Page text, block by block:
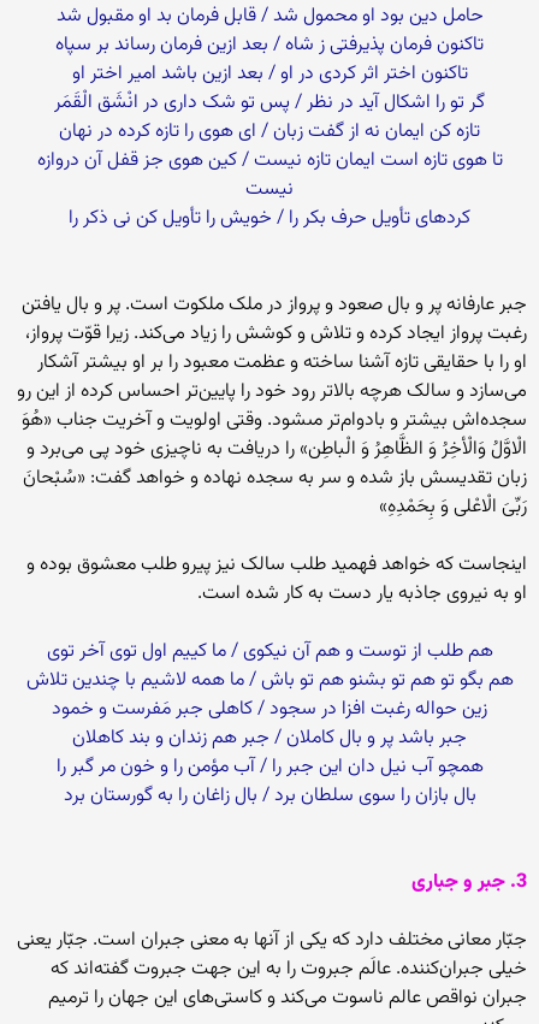
حامل دین بود او محمول شد / قابل فرمان بد او مقبول شد
تاکنون فرمان پذیرفتى ز شاه / بعد ازین فرمان رساند بر سپاه‏
تاکنون اختر اثر کردى در او / بعد ازین باشد امیر اختر او
گر تو را اشکال آید در نظر / پس تو شک دارى در انْشَق الْقَمَر
تازه کن ایمان نه از گفت زبان / اى هوى‏ را تازه کرده در نهان‏
تا هوى‏ تازه است ایمان تازه نیست / کین هوى‏ جز قفل آن دروازه
نیست‏
کرده‏اى تأویل حرف بکر را / خویش را تأویل کن نى ذکر را
جبر عارفانه پر و بال صعود و پرواز در ملک ملکوت است. پر و بال یافتن
رغبت پرواز ایجاد کرده و تلاش و کوشش را زیاد مى‏‌کند. زیرا قوّت پرواز،
او را با حقایقى تازه آشنا ساخته و عظمت معبود را بر او بیشتر آشکار
مى‌‏سازد و سالک هرچه بالاتر رود خود را پایین‌‏تر احساس کرده از این رو
سجده‌‏اش بیشتر و بادوام‌‏تر مى‏شود. وقتى اولویت و آخریت جناب «هُوَ
الْاوَّلُ وَالْأخِرُ وَ الظَّاهِرُ وَ الْباطِن» را دریافت به ناچیزى خود پى مى‏‌برد و
زبان تقدیسش باز شده و سر به سجده نهاده و خواهد گفت: «سُبْحانَ
رَبِّىَ الْاعْلى وَ بِحَمْدِهِ»
اینجاست که خواهد فهمید طلب سالک نیز پیرو طلب معشوق بوده و
او به نیروى جاذبه یار دست به کار شده است.
هم طلب از توست و هم آن نیکوى / ما کییم اول توى آخر توى‏
هم بگو تو هم تو بشنو هم تو باش / ما همه لاشیم با چندین تلاش‏
زین حواله رغبت افزا در سجود / کاهلى جبر مَفرست و خمود
جبر باشد پر و بال کاملان / جبر هم زندان و بند کاهلان‏
همچو آب نیل دان این جبر را / آب مؤمن را و خون مر گبر را
بال بازان را سوى سلطان برد / بال زاغان را به گورستان برد
3. جبر و جبارى‏
جبّار معانى مختلف دارد که یکى از آنها به معنى جبران است. جبّار یعنى
خیلى جبران‏‌کننده. عالَم جبروت را به این جهت جبروت گفته‏‌اند که
جبران نواقص عالم ناسوت مى‏‌کند و کاستى‏‌هاى این جهان را ترمیم